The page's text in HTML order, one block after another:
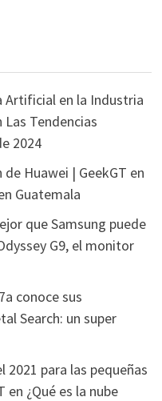
Artificial en la Industria
Las Tendencias
2024
Huawei | GeekGT en
Guatemala
que Samsung puede
G9, el monitor
conoce sus
Search: un super
para las pequeñas
en ¿Qué es la nube